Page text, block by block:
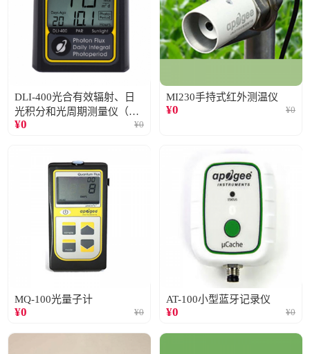
DLI-400光合有效辐射、日
光积分和光周期测量仪（仅
阳光）
¥0 ¥0
MI230手持式红外测温仪
¥0 ¥0
MQ-100光量子计
¥0 ¥0
AT-100小型蓝牙记录仪
¥0 ¥0